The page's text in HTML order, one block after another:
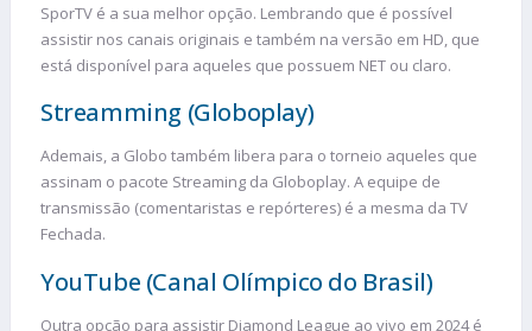
SporTV é a sua melhor opção. Lembrando que é possível
assistir nos canais originais e também na versão em HD, que
está disponível para aqueles que possuem NET ou claro.
Streamming (Globoplay)
Ademais, a Globo também libera para o torneio aqueles que
assinam o pacote Streaming da Globoplay. A equipe de
transmissão (comentaristas e repórteres) é a mesma da TV
Fechada.
YouTube (Canal Olímpico do Brasil)
Outra opção para assistir Diamond League ao vivo em 2024 é